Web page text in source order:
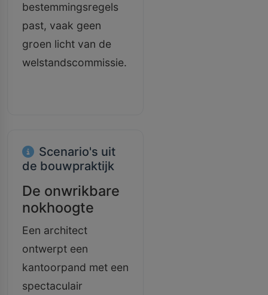
bestemmingsregels
past, vaak geen
groen licht van de
welstandscommissie.
Scenario's uit
de bouwpraktijk
De onwrikbare
nokhoogte
Een architect
ontwerpt een
kantoorpand met een
spectaculair